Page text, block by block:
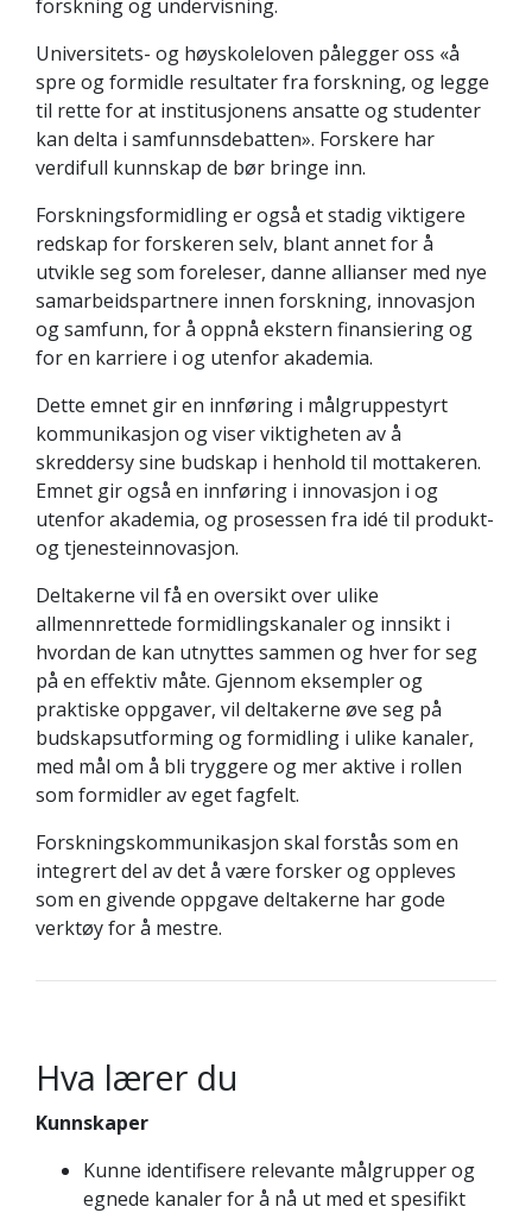
forskning og undervisning.
Universitets- og høyskoleloven pålegger oss «å
spre og formidle resultater fra forskning, og legge
til rette for at institusjonens ansatte og studenter
kan delta i samfunnsdebatten». Forskere har
verdifull kunnskap de bør bringe inn.
Forskningsformidling er også et stadig viktigere
redskap for forskeren selv, blant annet for å
utvikle seg som foreleser, danne allianser med nye
samarbeidspartnere innen forskning, innovasjon
og samfunn, for å oppnå ekstern finansiering og
for en karriere i og utenfor akademia.
Dette emnet gir en innføring i målgruppestyrt
kommunikasjon og viser viktigheten av å
skreddersy sine budskap i henhold til mottakeren.
Emnet gir også en innføring i innovasjon i og
utenfor akademia, og prosessen fra idé til produkt-
og tjenesteinnovasjon.
Deltakerne vil få en oversikt over ulike
allmennrettede formidlingskanaler og innsikt i
hvordan de kan utnyttes sammen og hver for seg
på en effektiv måte. Gjennom eksempler og
praktiske oppgaver, vil deltakerne øve seg på
budskapsutforming og formidling i ulike kanaler,
med mål om å bli tryggere og mer aktive i rollen
som formidler av eget fagfelt.
Forskningskommunikasjon skal forstås som en
integrert del av det å være forsker og oppleves
som en givende oppgave deltakerne har gode
verktøy for å mestre.
Hva lærer du
Kunnskaper
Kunne identifisere relevante målgrupper og
egnede kanaler for å nå ut med et spesifikt